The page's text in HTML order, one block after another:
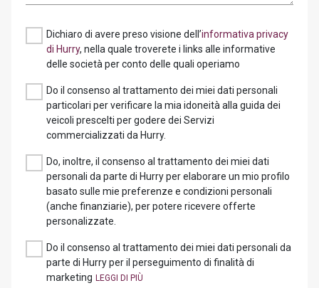
Dichiaro di avere preso visione dell’informativa privacy
di Hurry, nella quale troverete i links alle informative
delle società per conto delle quali operiamo
Do il consenso al trattamento dei miei dati personali
particolari per verificare la mia idoneità alla guida dei
veicoli prescelti per godere dei Servizi
commercializzati da Hurry.
Do, inoltre, il consenso al trattamento dei miei dati
personali da parte di Hurry per elaborare un mio profilo
basato sulle mie preferenze e condizioni personali
(anche finanziarie), per potere ricevere offerte
personalizzate.
Do il consenso al trattamento dei miei dati personali da
parte di Hurry per il perseguimento di finalità di
marketing